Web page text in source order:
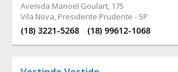
Avenida Manoel Goulart, 175
Vila Nova, Presidente Prudente - SP
(18) 3221-5268 (18) 99612-1068